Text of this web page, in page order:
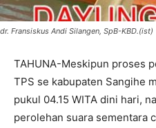
dr. Fransiskus Andi Silangen, SpB-KBD.(ist)
TAHUNA-Meskipun proses
TPS se kabupaten Sangihe
pukul 04.15 WITA dini hari,
perolehan suara sementara